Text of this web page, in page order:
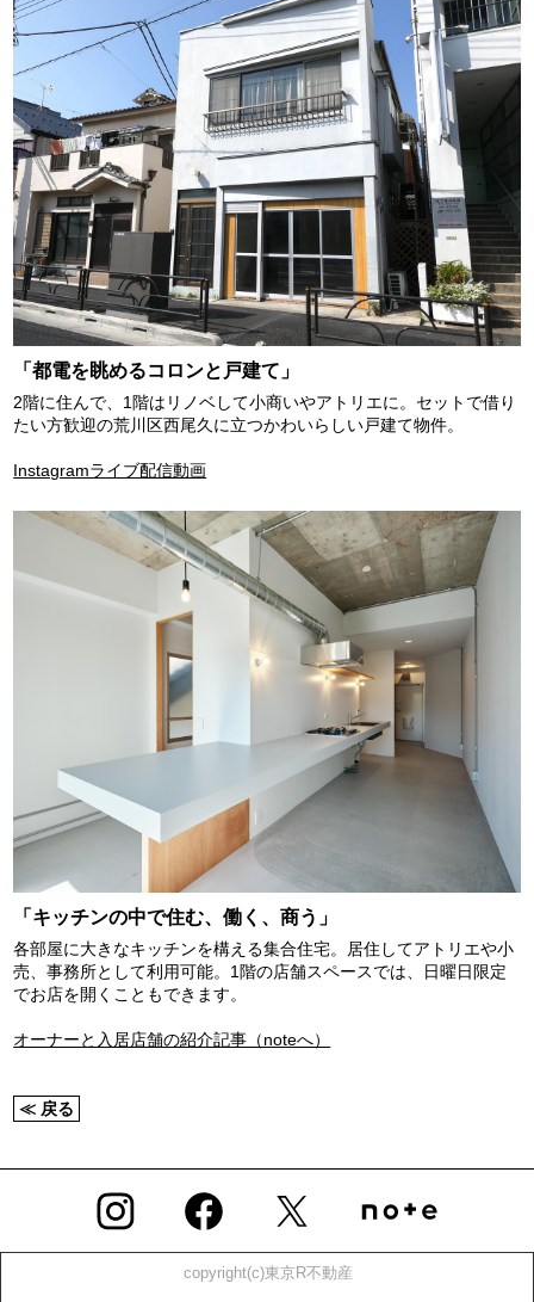
「都電を眺めるコロンと戸建て」
2階に住んで、1階はリノベして小商いやアトリエに。セットで借り
たい方歓迎の荒川区西尾久に立つかわいらしい戸建て物件。
Instagramライブ配信動画
「キッチンの中で住む、働く、商う」
各部屋に大きなキッチンを構える集合住宅。居住してアトリエや小
売、事務所として利用可能。1階の店舗スペースでは、日曜日限定
でお店を開くこともできます。
オーナーと入居店舗の紹介記事（noteへ）
≪ 戻る
copyright(c)東京R不動産